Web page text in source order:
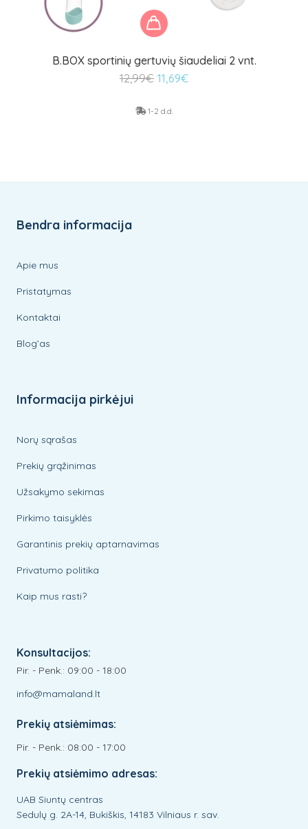
B.BOX sportinių gertuvių šiaudeliai 2 vnt.
12,99€ Original
was:
11,69€Current
1-2 d.d.
Bendra informacija
Apie mus
Pristatymas
Kontaktai
Blog’as
Informacija pirkėjui
Norų sąrašas
Prekių grąžinimas
Užsakymo sekimas
Pirkimo taisyklės
Garantinis prekių aptarnavimas
Privatumo politika
Kaip mus rasti?
Konsultacijos:
Pir. - Penk.: 09:00 - 18:00
info@mamaland.lt
Prekių atsiėmimas:
Pir. - Penk.: 08:00 - 17:00
Prekių atsiėmimo adresas:
UAB Siuntų centras
Sedulų g. 2A-14, Bukiškis, 14183 Vilniaus r. sav.